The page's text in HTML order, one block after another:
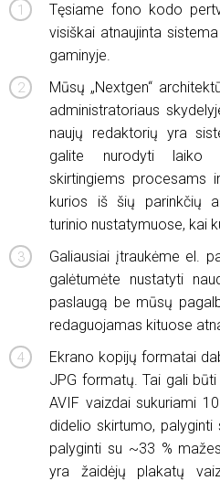
Tęsiame fono kodo
visiškai atnaujinta
gaminyje.
Mūsų „Nextgen“
administratoriaus
naujų redaktorių yra
galite nurodyti laiko
skirtingiems procesams
kurios iš šių parinkčių
turinio nustatymuose, kai
Galiausiai įtraukėme el.
galėtumėte nustatyti
paslaugą be mūsų
redaguojamas kituose
Ekrano kopijų formatai
JPG formatų. Tai gali
AVIF vaizdai sukuriami
didelio skirtumo,
palyginti su ~33 %
yra žaidėjų plakatų